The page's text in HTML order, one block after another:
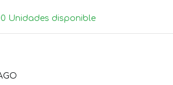
Unidades disponible